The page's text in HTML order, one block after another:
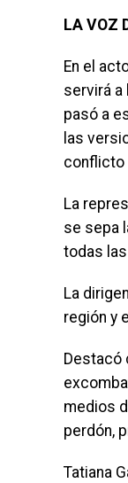
LA VOZ
En el
servirá a
pasó a
las
conflicto
La
se sepa
todas
La
región y
Destacó
medios
perdón,
Tatiana